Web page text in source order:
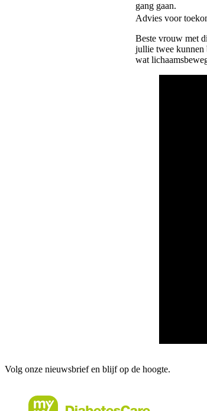
gang gaan.
Advies voor
Beste vrouw met
jullie twee kunnen
wat
Volg onze nieuwsbrief en blijf op de hoogte.